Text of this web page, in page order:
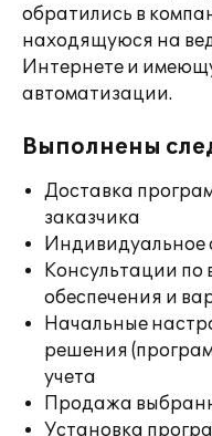
обратились в
находящуюся на
Интернете и
автоматизации.
Выполнены
Доставка
заказчика
Индивидуальное
Консультации по
обеспечения и
Начальные
решения
учета
Продажа
Установка